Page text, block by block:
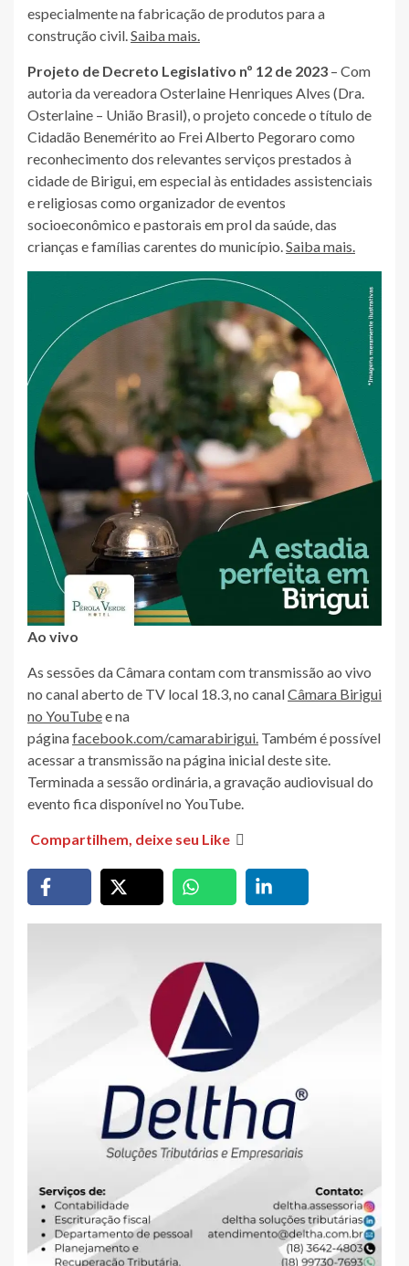
especialmente na fabricação de produtos para a
construção civil.Saiba mais.
Projeto de Decreto Legislativo nº 12 de 2023 – Com
autoria da vereadora Osterlaine Henriques Alves (Dra.
Osterlaine – União Brasil), o projeto concede o título de
Cidadão Benemérito ao Frei Alberto Pegoraro como
reconhecimento dos relevantes serviços prestados à
cidade de Birigui, em especial às entidades assistenciais
e religiosas como organizador de eventos
socioeconômico e pastorais em prol da saúde, das
crianças e famílias carentes do município.Saiba mais.
Ao vivo
As sessões da Câmara contam com transmissão ao vivo
no canal aberto de TV local 18.3, no canalCâmara Birigui
no YouTubee na
páginafacebook.com/camarabirigui. Também é possível
acessar a transmissão na página inicial deste site.
Terminada a sessão ordinária, a gravação audiovisual do
evento fica disponível no YouTube.
Compartilhem, deixe seu Like 